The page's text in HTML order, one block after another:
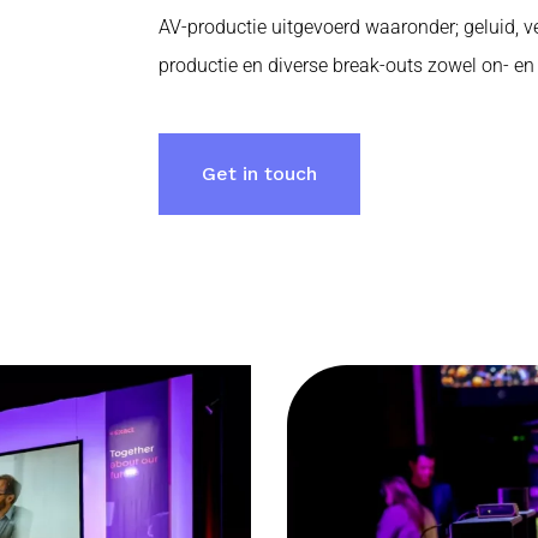
AV-productie uitgevoerd waaronder; geluid,
productie en diverse break-outs zowel on-
Get in touch